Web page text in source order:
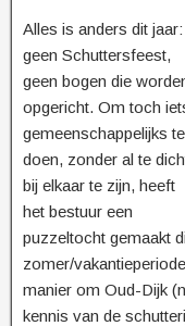
Alles is anders dit jaar:
geen Schuttersfeest,
geen bogen die
opgericht. Om toch
gemeenschappelijks te
doen, zonder al te
bij elkaar te zijn, heeft
het bestuur een
puzzeltocht gemaakt
zomer/
manier om Oud-Dijk
kennis van de